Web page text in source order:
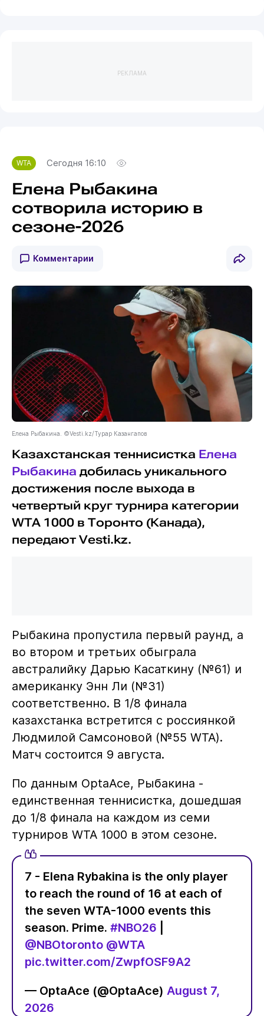
РЕКЛАМА
WTA Сегодня 16:10
Елена Рыбакина
сотворила историю в
сезоне-2026
Комментарии
Елена Рыбакина. ©Vesti.kz/Турар Казангапов
Казахстанская теннисистка Елена
Рыбакина добилась уникального
достижения после выхода в
четвертый круг турнира категории
WTA 1000 в Торонто (Канада),
передают Vesti.kz.
Рыбакина пропустила первый раунд, а
во втором и третьих обыграла
австралийку Дарью Касаткину (№61) и
американку Энн Ли (№31)
соответственно. В 1/8 финала
казахстанка встретится с россиянкой
Людмилой Самсоновой (№55 WTA).
Матч состоится 9 августа.
По данным OptaAce, Рыбакина -
единственная теннисистка, дошедшая
до 1/8 финала на каждом из семи
турниров WTA 1000 в этом сезоне.
7 - Elena Rybakina is the only player
to reach the round of 16 at each of
the seven WTA-1000 events this
season. Prime. #NBO26
@NBOtoronto @WTA
pic.twitter.com/ZwpfOSF9A2
— OptaAce (@OptaAce) August 7,
2026